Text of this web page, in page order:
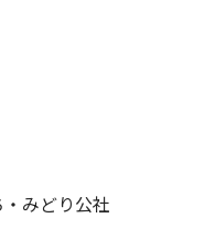
みどり公社